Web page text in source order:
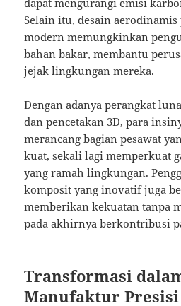
dapat mengurangi emisi
Selain itu, desain aerodinamis
modern memungkinkan
bahan bakar, membantu
jejak lingkungan mereka.
Dengan adanya perangkat
dan pencetakan 3D, para
merancang bagian pesawat
kuat, sekali lagi memperkuat
yang ramah lingkungan.
komposit yang inovatif juga
memberikan kekuatan tanpa
pada akhirnya berkontribusi
Transformasi
Manufaktur Presisi